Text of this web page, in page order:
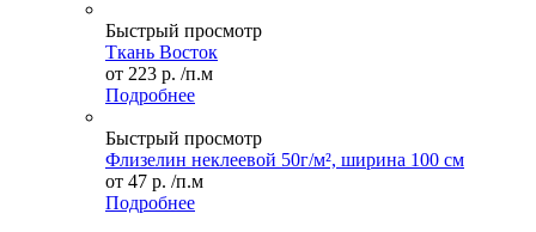
Быстрый просмотр
Ткань Восток
от 223 р. /п.м
Подробнее
Быстрый просмотр
Флизелин неклеевой 50г/м², ширина 100 см
от 47 р. /п.м
Подробнее